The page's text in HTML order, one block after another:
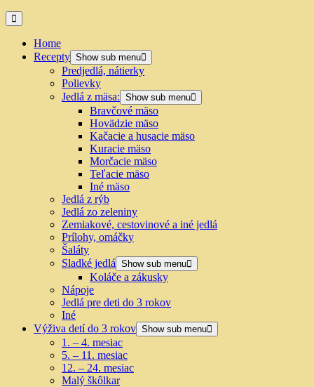
Home
Recepty Show sub menu
Predjedlá, nátierky
Polievky
Jedlá z mäsa: Show sub menu
Bravčové mäso
Hovädzie mäso
Kačacie a husacie mäso
Kuracie mäso
Morčacie mäso
Teľacie mäso
Iné mäso
Jedlá z rýb
Jedlá zo zeleniny
Zemiakové, cestovinové a iné jedlá
Prílohy, omáčky
Šaláty
Sladké jedlá Show sub menu
Koláče a zákusky
Nápoje
Jedlá pre deti do 3 rokov
Iné
Výživa detí do 3 rokov Show sub menu
1. – 4. mesiac
5. – 11. mesiac
12. – 24. mesiac
Malý škôlkar